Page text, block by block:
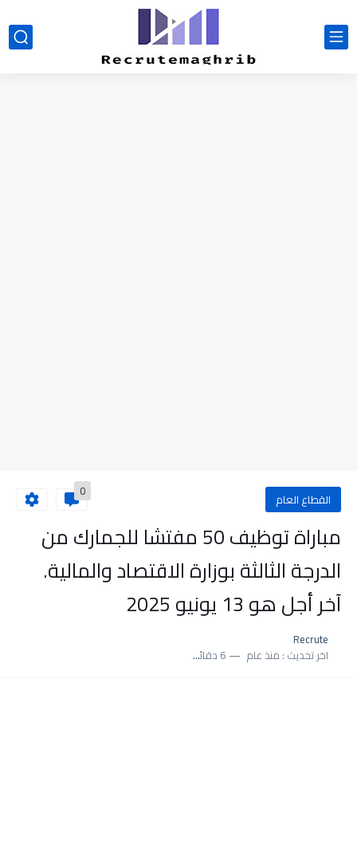
القطاع العام 0
مباراة توظيف 50 مفتشا للجمارك من
الدرجة الثالثة بوزارة الاقتصاد والمالية.
آخر أجل هو 13 يونيو 2025
Recrute
اخر تحديث : منذ عام 6 دقائق للقراءة